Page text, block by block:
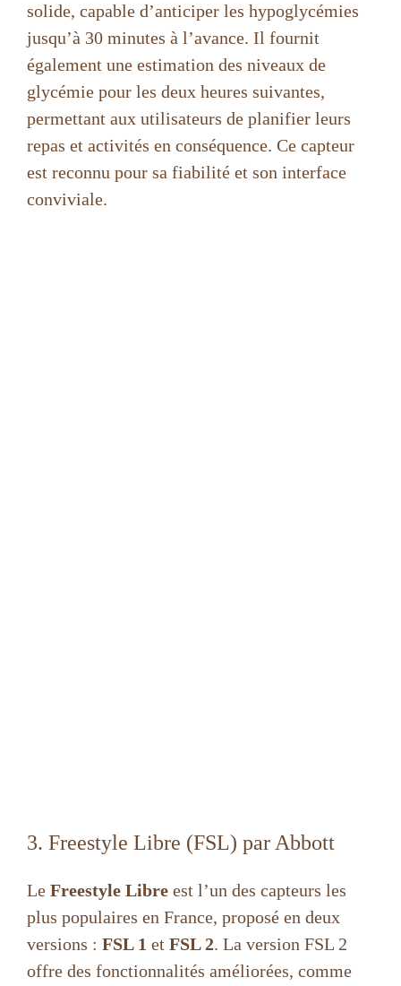
solide, capable d’anticiper les hypoglycémies
jusqu’à 30 minutes à l’avance. Il fournit
également une estimation des niveaux de
glycémie pour les deux heures suivantes,
permettant aux utilisateurs de planifier leurs
repas et activités en conséquence. Ce capteur
est reconnu pour sa fiabilité et son interface
conviviale.
3. Freestyle Libre (FSL) par Abbott
Le Freestyle Libre est l’un des capteurs les
plus populaires en France, proposé en deux
versions : FSL 1 et FSL 2. La version FSL 2
offre des fonctionnalités améliorées, comme